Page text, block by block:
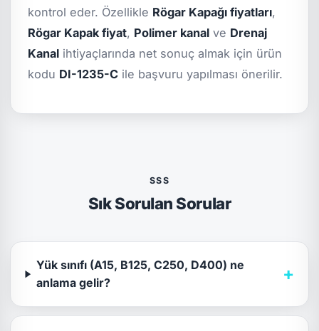
kontrol eder. Özellikle Rögar Kapağı fiyatları,
Rögar Kapak fiyat, Polimer kanal ve Drenaj
Kanal ihtiyaçlarında net sonuç almak için ürün
kodu DI-1235-C ile başvuru yapılması önerilir.
SSS
Sık Sorulan Sorular
Yük sınıfı (A15, B125, C250, D400) ne
anlama gelir?
+